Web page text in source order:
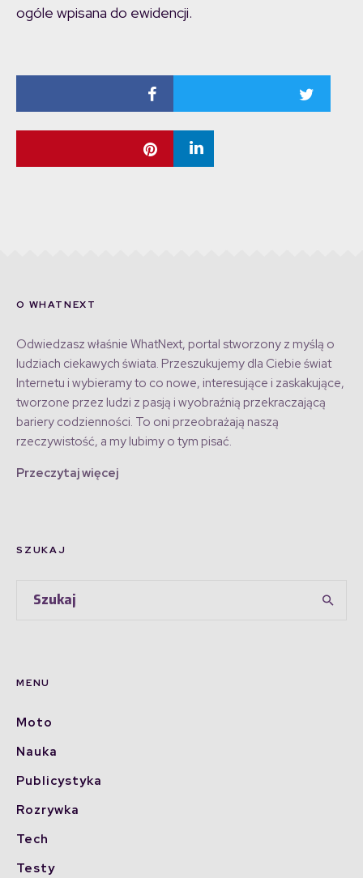
ogóle wpisana do ewidencji.
O WHATNEXT
Odwiedzasz właśnie WhatNext, portal stworzony z myślą o
ludziach ciekawych świata. Przeszukujemy dla Ciebie świat
Internetu i wybieramy to co nowe, interesujące i zaskakujące,
tworzone przez ludzi z pasją i wyobraźnią przekraczającą
bariery codzienności. To oni przeobrażają naszą
rzeczywistość, a my lubimy o tym pisać.
Przeczytaj więcej
SZUKAJ
MENU
Moto
Nauka
Publicystyka
Rozrywka
Tech
Testy